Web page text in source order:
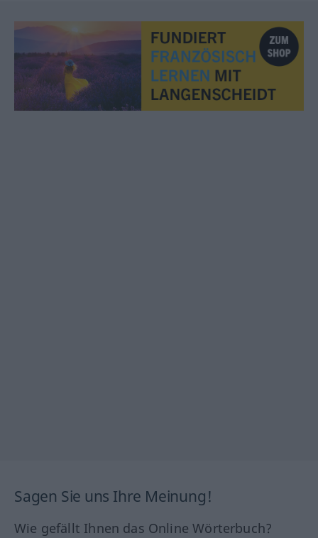
Sagen Sie uns Ihre Meinung!
Wie gefällt Ihnen das Online Wörterbuch?